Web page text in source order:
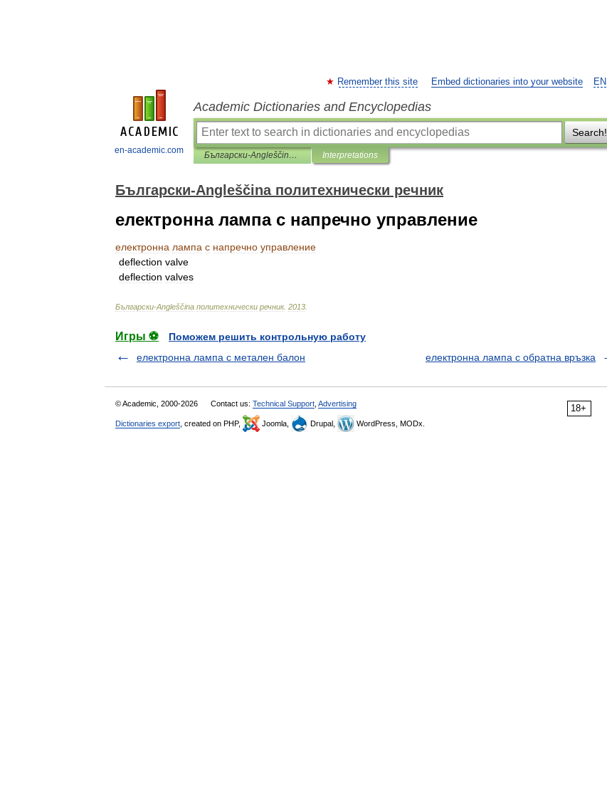
en-academic.com
EN
Remember this site Embed dictionaries into your website
Academic Dictionaries and Encyclopedias
Search!
Български-Angleščina политехнически речник Interpretations
Български-Angleščina политехнически речник
електронна лампа с напречно управление
електронна лампа с напречно управление
deflection valve
deflection valves
Български-Angleščina политехнически речник. 2013
Игры ⚽
Поможем решить контрольную работу
електронна лампа с метален балон
електронна лампа с обратна връзка
18+
© Academic, 2000-2026 Contact us: Technical Support Advertising
Dictionaries export , created on PHP, Joomla, Drupal, WordPress, MODx.